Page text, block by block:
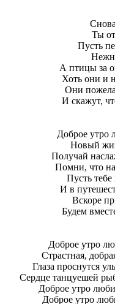
Ты
Пусть
А птицы за
Хоть они и
Они
И скажут,
Доброе утро
Новый
Получай
Помни, что
Пусть тебе
И в
Вскоре
Будем
Доброе утро
Страстная,
Глаза проснутся
Сердце танцуешей
Доброе утро
Доброе утро